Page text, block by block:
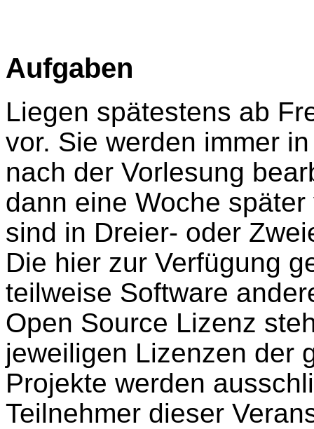
Aufgaben
Liegen spätestens ab
vor. Sie werden immer
nach der Vorlesung
dann eine Woche
sind in Dreier- oder
Die hier zur Verfügung
teilweise Software
Open Source Lizenz
jeweiligen Lizenzen der
Projekte werden
Teilnehmer dieser